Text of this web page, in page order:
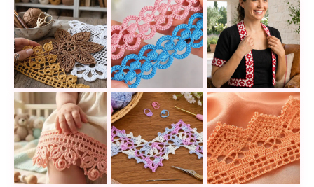
Encajes a crochet tan delicados que pueden
Encaje a crochet fácil para decorar
Cómo adornar un